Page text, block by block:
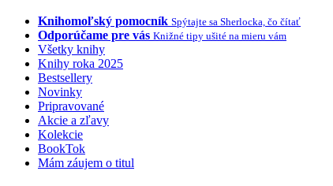
Knihomoľský pomocník Spýtajte sa Sherlocka, čo čítať
Odporúčame pre vás Knižné tipy ušité na mieru vám
Všetky knihy
Knihy roka 2025
Bestsellery
Novinky
Pripravované
Akcie a zľavy
Kolekcie
BookTok
Mám záujem o titul